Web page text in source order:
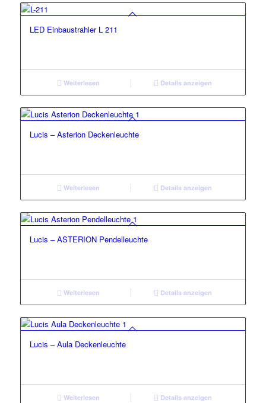
LED Einbaustrahler L 211
Weiterlesen Details anzeigen
Lucis – Asterion Deckenleuchte
Weiterlesen Details anzeigen
Lucis – ASTERION Pendelleuchte
Weiterlesen Details anzeigen
Lucis – Aula Deckenleuchte
Weiterlesen Details anzeigen